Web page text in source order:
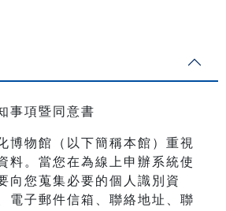
事項暨同意書
博物館（以下簡稱本館）重視
料。當您在為線上申辦系統使
向您蒐集必要的個人識別資
電子郵件信箱、聯絡地址、聯